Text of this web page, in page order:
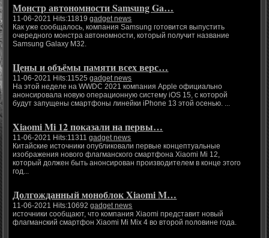
Монстр автономности Samsung Ga…
11-06-2021 Hits:11819gadget news
Как уже сообщалось, компания Samsung готовится выпустить
очередного монстра автономности, который получит название
Samsung Galaxy M32.
Цены и объёмы памяти всех верс…
11-06-2021 Hits:11525gadget news
На этой неделе на WWDC 2021 компания Apple официально
анонсировала новую операционную систему iOS 15, с которой
будут запущены смартфоны линейки iPhone 13 этой осенью. ...
Xiaomi Mi 12 показали на первы…
11-06-2021 Hits:11311gadget news
Китайские источники опубликовали первые концептуальные
изображения нового флагманского смартфона Xiaomi Mi 12,
который должен быть анонсирован производителем в конце этого
год...
Долгожданный моноблок Xiaomi M…
11-06-2021 Hits:10692gadget news
источники сообщают, что компания Xiaomi представит новый
флагманский смартфон Xiaomi Mi Mix 4 во второй половине года.